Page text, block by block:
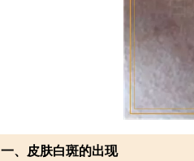
一、皮肤白斑的出现